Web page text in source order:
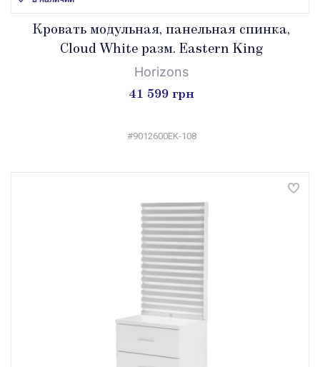
Кровать модульная, панельная спинка,
Cloud White разм. Eastern King
Horizons
41 599 грн
#9012600EK-108